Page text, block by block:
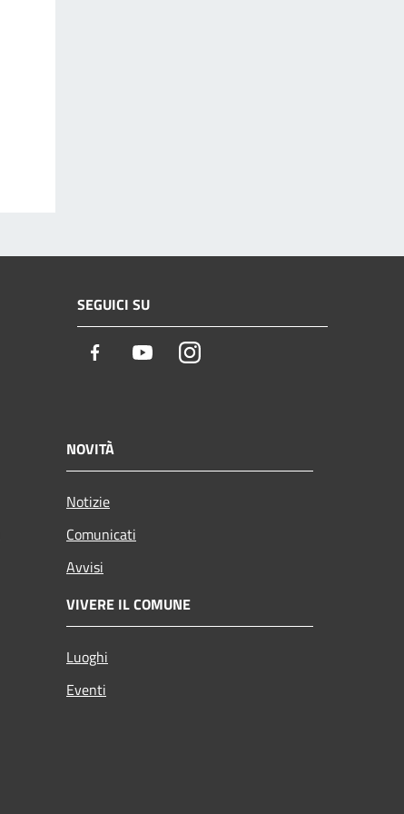
SEGUICI SU
Facebook YoutubeInstagram
NOVITÀ
Notizie
Comunicati
Avvisi
VIVERE IL COMUNE
Luoghi
Eventi